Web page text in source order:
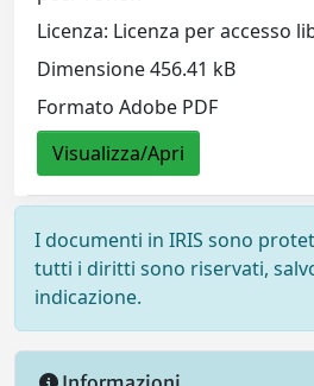
Licenza: Licenza per accesso
Dimensione 456.41 kB
Formato Adobe PDF
Visualizza/Apri
I documenti in IRIS sono
tutti i diritti sono riservati,
indicazione.